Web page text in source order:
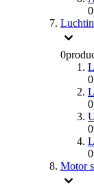
0
0
0
0
0
0
Motor